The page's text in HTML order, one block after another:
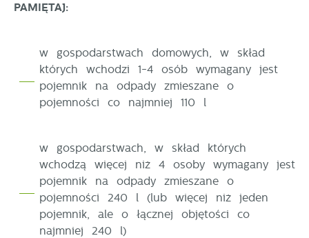
PAMIĘTAJ:
w gospodarstwach domowych, w skład
których wchodzi 1-4 osób wymagany jest
pojemnik na odpady zmieszane o
pojemności co najmniej 110 l
w gospodarstwach, w skład których
wchodzą więcej niż 4 osoby wymagany jest
pojemnik na odpady zmieszane o
pojemności 240 l (lub więcej niż jeden
pojemnik, ale o łącznej objętości co
najmniej 240 l)